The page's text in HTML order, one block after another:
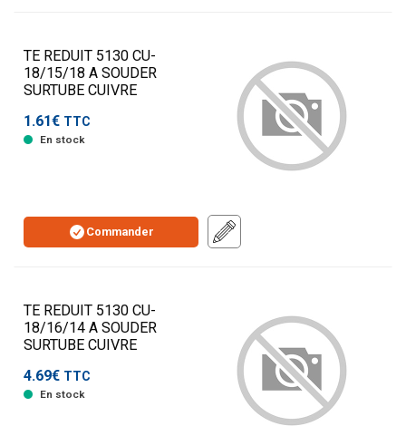
TE REDUIT 5130 CU-
18/15/18 A SOUDER
SURTUBE CUIVRE
1.61€ TTC
En stock
Commander
TE REDUIT 5130 CU-
18/16/14 A SOUDER
SURTUBE CUIVRE
4.69€ TTC
En stock